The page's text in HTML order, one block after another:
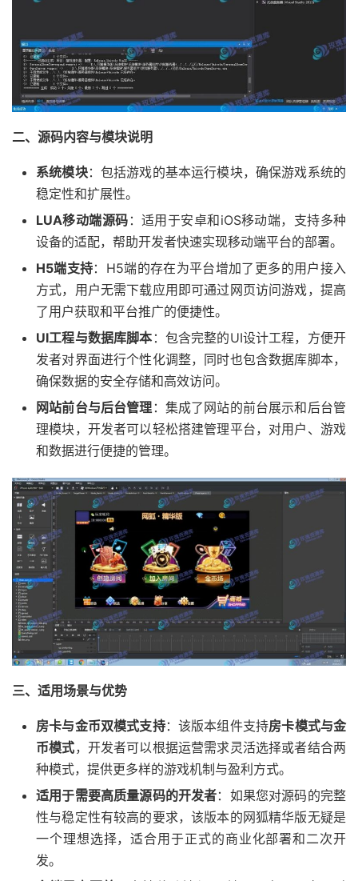
二、源码内容与模块说明
系统模块：包括游戏的基本运行模块，确保游戏系统的
稳定性和扩展性。
LUA移动端源码 ：适用于安卓和iOS移动端，支持多种
设备的适配，帮助开发者快速实现移动端平台的部署。
H5端支持：H5端的存在为平台增加了更多的用户接入
方式，用户无需下载应用即可通过网页访问游戏，提高
了用户获取和平台推广的便捷性。
UI工程与数据库脚本 ：包含完整的UI设计工程，方便开
发者对界面进行个性化调整，同时也包含数据库脚本，
确保数据的安全存储和高效访问。
网站前台与后台管理 ：集成了网站的前台展示和后台管
理模块，开发者可以轻松搭建管理平台，对用户、游戏
和数据进行便捷的管理。
三、适用场景与优势
房卡与金币双模式支持：该版本组件支持房卡模式与金
币模式，开发者可以根据运营需求灵活选择或者结合两
种模式，提供更多样的游戏机制与盈利方式。
适用于需要高质量源码的开发者：如果您对源码的完整
性与稳定性有较高的要求，该版本的网狐精华版无疑是
一个理想选择，适合用于正式的商业化部署和二次开
发。